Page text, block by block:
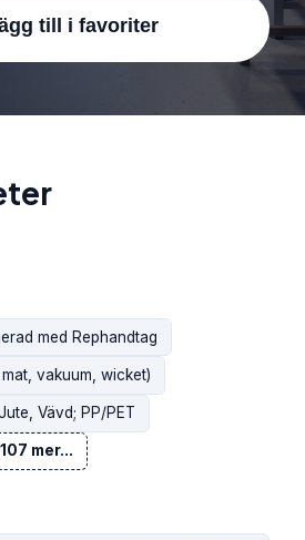
till i favoriter
med Rephandtag
vakuum, wicket)
Vävd; PP/PET
mer...